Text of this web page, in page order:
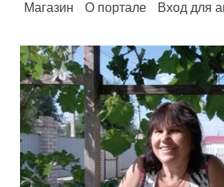
Магазин
О портале Вход для